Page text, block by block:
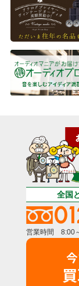
全国
営業時間 8:00